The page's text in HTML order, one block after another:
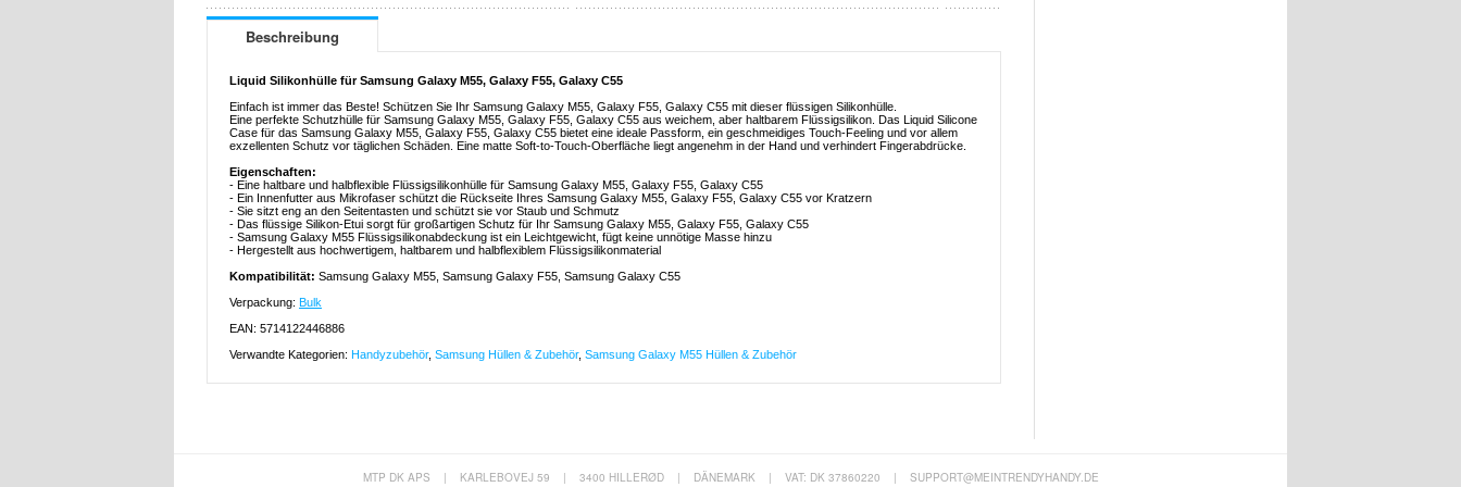
Beschreibung
Liquid Silikonhülle für Samsung Galaxy M55, Galaxy F55, Galaxy C55
Einfach ist immer das Beste! Schützen Sie Ihr Samsung Galaxy M55, Galaxy F55, Galaxy C55 mit dieser flüssigen Silikonhülle.
Eine perfekte Schutzhülle für Samsung Galaxy M55, Galaxy F55, Galaxy C55 aus weichem, aber haltbarem Flüssigsilikon. Das Liquid Silicone
Case für das Samsung Galaxy M55, Galaxy F55, Galaxy C55 bietet eine ideale Passform, ein geschmeidiges Touch-Feeling und vor allem
exzellenten Schutz vor täglichen Schäden. Eine matte Soft-to-Touch-Oberfläche liegt angenehm in der Hand und verhindert Fingerabdrücke.
Eigenschaften:
- Eine haltbare und halbflexible Flüssigsilikonhülle für Samsung Galaxy M55, Galaxy F55, Galaxy C55
- Ein Innenfutter aus Mikrofaser schützt die Rückseite Ihres Samsung Galaxy M55, Galaxy F55, Galaxy C55 vor Kratzern
- Sie sitzt eng an den Seitentasten und schützt sie vor Staub und Schmutz
- Das flüssige Silikon-Etui sorgt für großartigen Schutz für Ihr Samsung Galaxy M55, Galaxy F55, Galaxy C55
- Samsung Galaxy M55 Flüssigsilikonabdeckung ist ein Leichtgewicht, fügt keine unnötige Masse hinzu
- Hergestellt aus hochwertigem, haltbarem und halbflexiblem Flüssigsilikonmaterial
Kompatibilität: Samsung Galaxy M55, Samsung Galaxy F55, Samsung Galaxy C55
Verpackung: Bulk
EAN: 5714122446886
Verwandte Kategorien: Handyzubehör, Samsung Hüllen & Zubehör, Samsung Galaxy M55 Hüllen & Zubehör
MTP DK APS | KARLEBOVEJ 59 | 3400 HILLERØD | DÄNEMARK | VAT: DK 37860220 | SUPPORT@MEINTRENDYHANDY.DE